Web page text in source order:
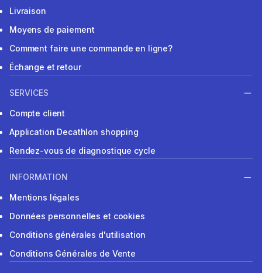
Livraison
Moyens de paiement
Comment faire une commande en ligne?
Échange et retour
SERVICES
Compte client
Application Decathlon shopping
Rendez-vous de diagnostique cycle
INFORMATION
Mentions légales
Données personnelles et cookies
Conditions générales d'utilisation
Conditions Générales de Vente